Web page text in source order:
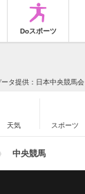
Doスポーツ
ータ提供：日本中央競馬会
天気 スポーツ
中央競馬